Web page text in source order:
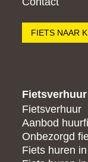
FIETS NAAR
Fietsverhuur
Fietsverhuur
Aanbod
Onbezorgd
Fiets huren